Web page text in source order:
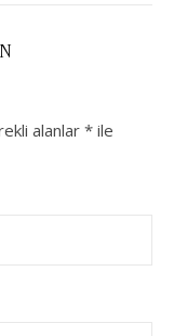
alanlar* ile